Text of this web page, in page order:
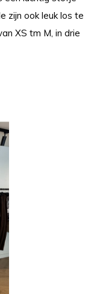
zijn ook leuk los te
XS tm M, in drie